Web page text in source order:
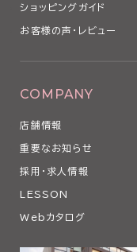
ショッピングガイド
お客様の声・レビュー
COMPANY
店舗情報
重要なお知らせ
採用・求人情報
LESSON
Webカタログ